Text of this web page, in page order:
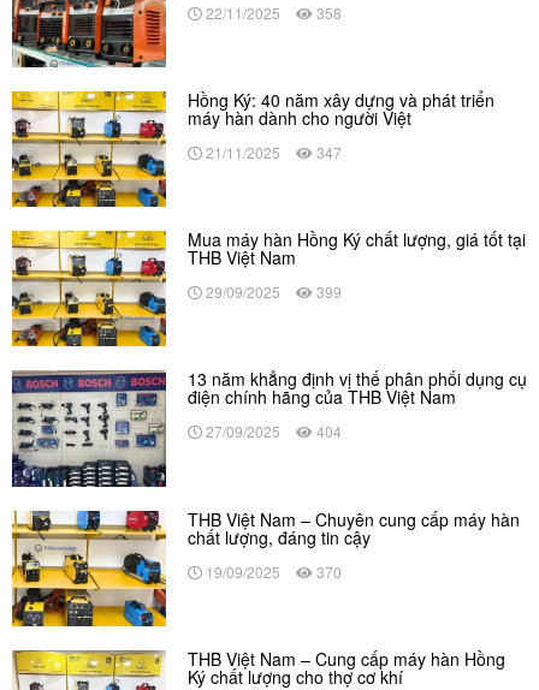
22/11/2025 358
Hồng Ký: 40 năm xây dựng và phát triển
máy hàn dành cho người Việt
21/11/2025 347
Mua máy hàn Hồng Ký chất lượng, giá tốt tại
THB Việt Nam
29/09/2025 399
13 năm khẳng định vị thế phân phối dụng cụ
điện chính hãng của THB Việt Nam
27/09/2025 404
THB Việt Nam – Chuyên cung cấp máy hàn
chất lượng, đáng tin cậy
19/09/2025 370
THB Việt Nam – Cung cấp máy hàn Hồng
Ký chất lượng cho thợ cơ khí